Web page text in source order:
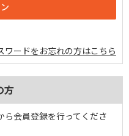
ワードをお忘れの方はこちら
方
会員登録を行ってくださ